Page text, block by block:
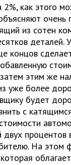
как этого
очень
из сотен
деталей.
концов
этим же
уже более
будет
с
процентов
На этом